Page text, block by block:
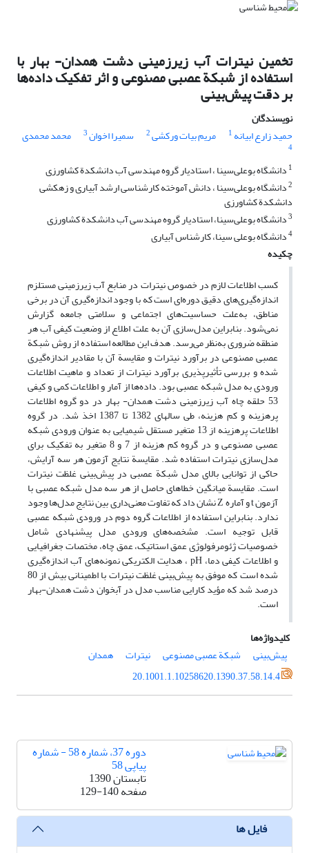
تخمین نیترات آب زیرزمینی دشت همدان- بهار با
استفاده از شبکة عصبی مصنوعی و اثر تفکیک داده‌ها
بر دقت پیش‌بینی
نویسندگان
حمید زارع ‌ابیانه 1 مریم بیات ‌ورکشی2 سمیرا اخوان3 محمد محمدی
4
1 دانشگاه بوعلی‌سینا ، استادیار گروه مهندسی آب دانشکدة کشاورزی
2دانشگاه بوعلی‌سینا ، دانش آموخته کارشناسی ارشد آبیاری و زهکشی
دانشکدة کشاورزی
3دانشگاه بوعلی‌سینا، استادیار گروه مهندسی آب دانشکدة کشاورزی
4دانشگاه بوعلی سینا، کارشناس آبیاری
چکیده
کسب اطلاعات لازم در خصوص نیترات در منابع آب زیرزمینی مستلزم
اندازه‌گیری‌های دقیق دوره‌ای است که با وجود اندازه‌گیری آن در برخی
مناطق، به‌علت حساسیت‌های اجتماعی و سلامتی جامعه گزارش
نمی‌شود. بنابراین مدل‌سازی آن به علت اطلاع از وضعیت کیفی آب هر
منطقه ضروری به‌نظر می‌رسد. هدف این مطالعه استفاده از روش شبکة
عصبی مصنوعی در برآورد نیترات و مقایسة آن با مقادیر اندازه‌گیری
شده و بررسی تأثیرپذیری برآورد نیترات از تعداد و ماهیت اطلاعات
ورودی به مدل شبکه عصبی بود. داده‌ها از آمار و اطلاعات کمی و کیفی
53 حلقه چاه آب زیرزمینی دشت همدان- بهار در دو گروه اطلاعات
پرهزینه و کم هزینه، طی سالهای 1382 تا 1387 اخذ شد. در گروه
اطلاعات پرهزینه از 13 متغیر مستقل شیمیایی به عنوان ورودی شبکه
عصبی مصنوعی و در گروه کم هزینه از 7 و 8 متغیر به تفکیک برای
مدل‌سازی نیترات استفاده شد. مقایسة نتایج آزمون هر سه آرایش،
حاکی از توانایی بالای مدل شبکة عصبی در پیش‌بینی غلظت نیترات
است. مقایسة میانگین خطاهای حاصل از هر سه مدل شبکه عصبی با
آزمون t و آماره Z نشان داد که تفاوت معنی‌داری بین نتایج مدل‌ها وجود
ندارد. بنابراین استفاده از اطلاعات گروه دوم در ورودی شبکه عصبی
قابل توجیه است. مشخصه‌های ورودی مدل پیشنهادی شامل
خصوصیات ژئومرفولوژی عمق استاتیک، عمق چاه، مختصات جغرافیایی
و اطلاعات کیفی دما، pH ، هدایت الکتریکی نمونه‌های آب اندازه‌گیری
شده است که موفق به پیش‌بینی غلظت نیترات با اطمینانی بیش از 80
درصد شد که مؤید کارایی مناسب مدل در آبخوان دشت همدان-بهار
است.
کلیدواژه‌ها
پیش‌بینی
شبکة عصبی مصنوعی نیترات
همدان
20.1001.1.10258620.1390.37.58.14.4
دوره 37، شماره 58 - شماره
پیاپی 58
تابستان 1390
صفحه129-140
فایل ها